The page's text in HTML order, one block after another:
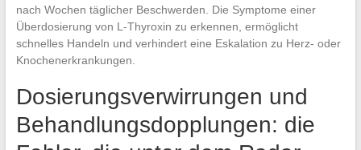
nach Wochen täglicher Beschwerden. Die Symptome einer
Überdosierung von L-Thyroxin zu erkennen, ermöglicht
schnelles Handeln und verhindert eine Eskalation zu Herz- oder
Knochenerkrankungen.
Dosierungsverwirrungen und
Behandlungsdopplungen: die